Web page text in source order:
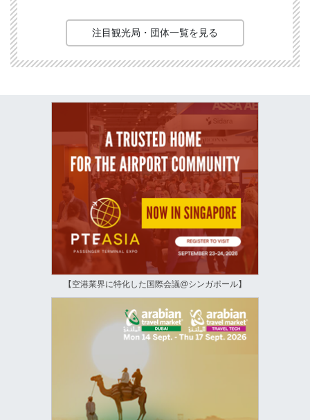
注目観光局・団体一覧を見る
【空港業界に特化した国際会議@シンガポール】